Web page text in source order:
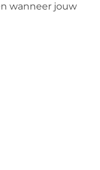
wanneer jouw